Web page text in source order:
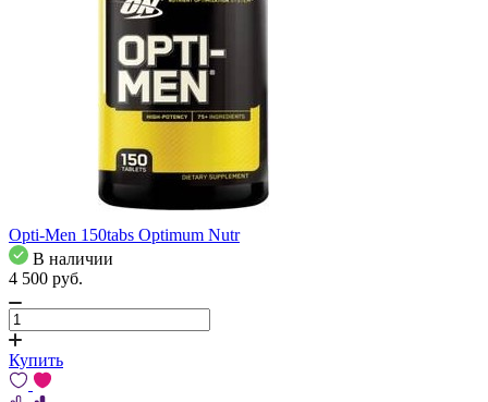
Opti-Men 150tabs Optimum Nutr
В наличии
4 500 pуб.
Купить